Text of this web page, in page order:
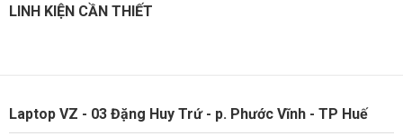
LINH KIỆN CẦN THIẾT
Laptop VZ - 03 Đặng Huy Trứ - p. Phước Vĩnh - TP Huế